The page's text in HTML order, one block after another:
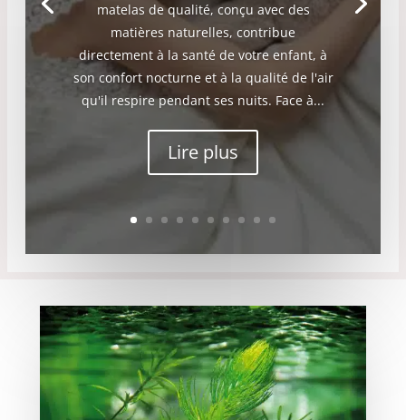
matelas de qualité, conçu avec des
matières naturelles, contribue
directement à la santé de votre enfant, à
son confort nocturne et à la qualité de l'air
qu'il respire pendant ses nuits. Face à...
Lire plus